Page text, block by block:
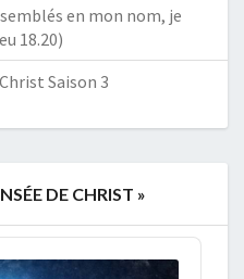
en mon nom, je
18.20)
Saison 3
DE CHRIST »